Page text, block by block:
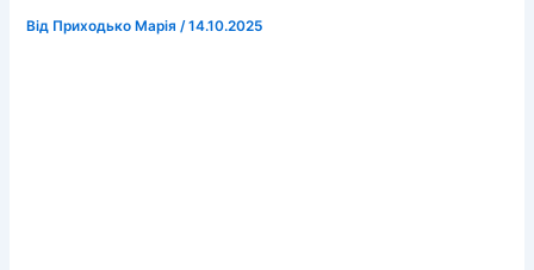
Від Приходько Марія /14.10.2025